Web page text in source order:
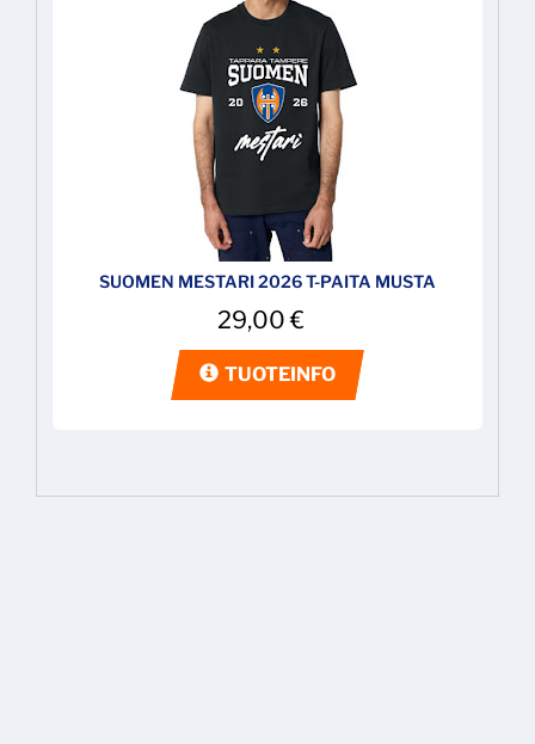
SUOMEN MESTARI 2026 T-PAITA MUSTA
29,00€
TUOTEINFO